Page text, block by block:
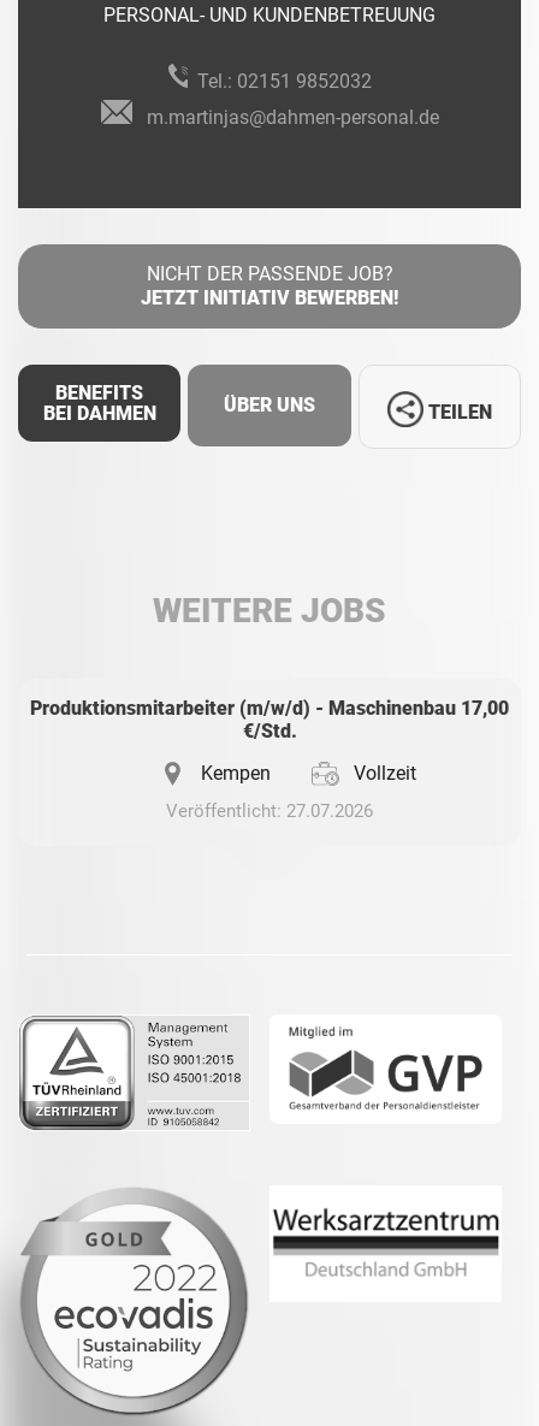
PERSONAL- UND KUNDENBETREUUNG
Tel.: 02151 9852032
m.martinjas@dahmen-personal.de
NICHT DER PASSENDE JOB?
JETZT INITIATIV BEWERBEN!
BENEFITS
BEI DAHMEN
ÜBER UNS TEILEN
WEITERE JOBS
Produktionsmitarbeiter (m/w/d) - Maschinenbau 17,00
€/Std.
Kempen
Vollzeit
Veröffentlicht: 27.07.2026